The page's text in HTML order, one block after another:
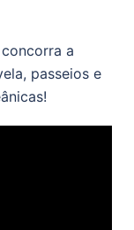
a
passeios e